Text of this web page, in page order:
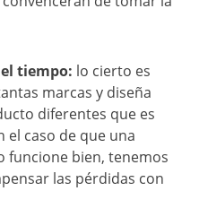
tiempo: lo cierto es
marcas y diseña
diferentes que es
el caso de que una
funcione bien, tenemos
las pérdidas con